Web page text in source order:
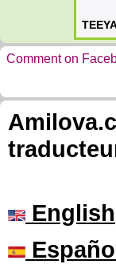
Comment on
English